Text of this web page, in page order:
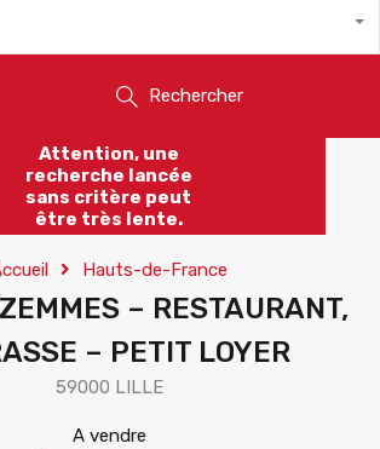
Rechercher
Attention, une
recherche lancée
sans critère peut
être très lente.
Hauts-de-France
– RESTAURANT,
– PETIT LOYER
59000 LILLE
A vendre